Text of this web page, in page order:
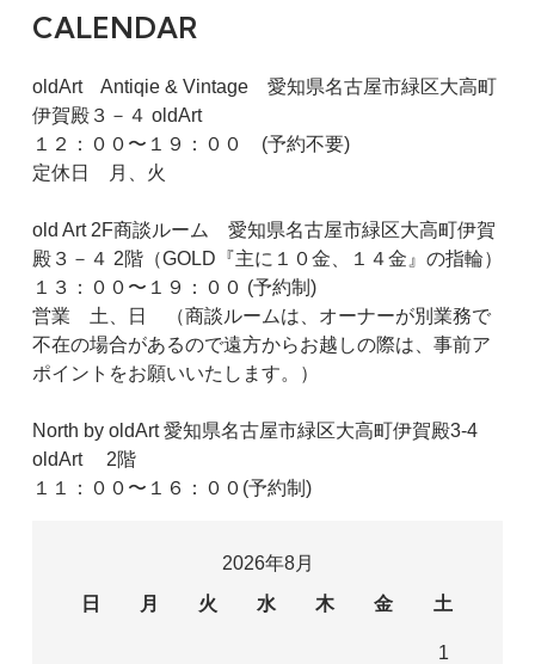
CALENDAR
oldArt Antiqie & Vintage 愛知県名古屋市緑区大高町
伊賀殿３－４ oldArt
１２：００〜１９：００ (予約不要)
定休日 月、火
old Art 2F商談ルーム 愛知県名古屋市緑区大高町伊賀
殿３－４ 2階（GOLD『主に１０金、１４金』の指輪）
１３：００〜１９：００ (予約制)
営業 土、日 （商談ルームは、オーナーが別業務で
不在の場合があるので遠方からお越しの際は、事前ア
ポイントをお願いいたします。）
North by oldArt 愛知県名古屋市緑区大高町伊賀殿3-4
oldArt 2階
１１：００〜１６：００(予約制)
2026年8月
日
月 火 水 木 金 土
1